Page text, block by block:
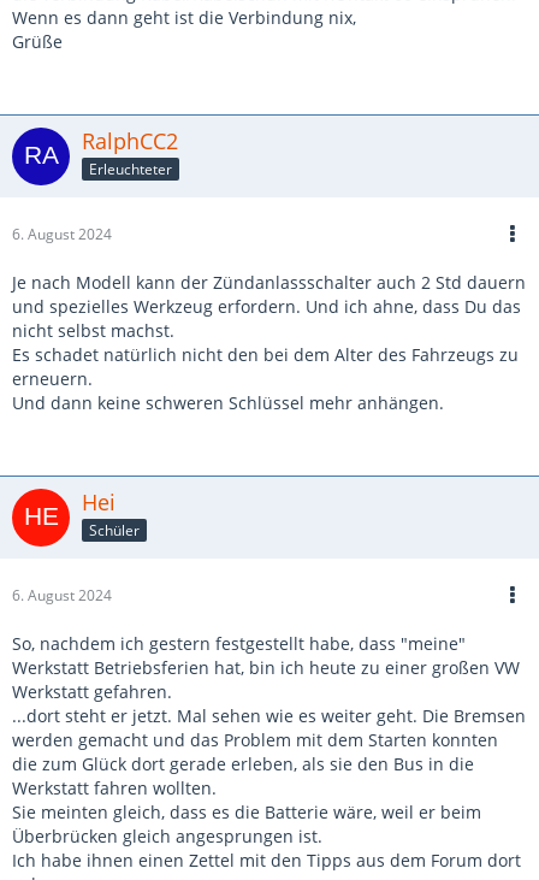
Wenn es dann geht ist die Verbindung nix,
Grüße
RalphCC2
Erleuchteter
6. August 2024
Je nach Modell kann der Zündanlassschalter auch 2 Std dauern
und spezielles Werkzeug erfordern. Und ich ahne, dass Du das
nicht selbst machst.
Es schadet natürlich nicht den bei dem Alter des Fahrzeugs zu
erneuern.
Und dann keine schweren Schlüssel mehr anhängen.
Hei
Schüler
6. August 2024
So, nachdem ich gestern festgestellt habe, dass "meine"
Werkstatt Betriebsferien hat, bin ich heute zu einer großen VW
Werkstatt gefahren.
...dort steht er jetzt. Mal sehen wie es weiter geht. Die Bremsen
werden gemacht und das Problem mit dem Starten konnten
die zum Glück dort gerade erleben, als sie den Bus in die
Werkstatt fahren wollten.
Sie meinten gleich, dass es die Batterie wäre, weil er beim
Überbrücken gleich angesprungen ist.
Ich habe ihnen einen Zettel mit den Tipps aus dem Forum dort